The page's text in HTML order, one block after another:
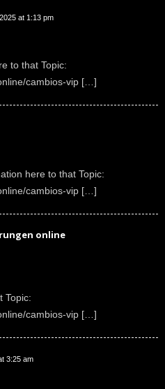
at 1:13 pm
to that Topic:
cambios-vip […]
here to that Topic:
cambios-vip […]
online
Topic:
cambios-vip […]
3:25 am